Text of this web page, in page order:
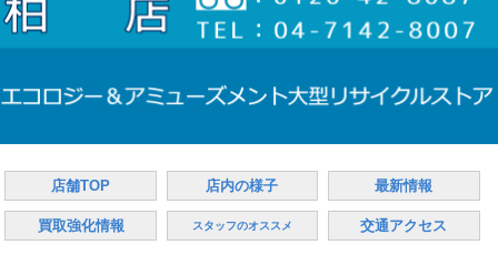
店舗TOP 店内の様子 最新情報
買取強化情報 スタッフのオススメ 交通アクセス